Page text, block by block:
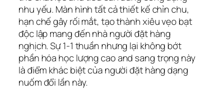
nhu yếu. Màn hình tất cả thiết kế chỉn chu,
hạn chế gây rối mắt, tạo thành xiêu vẹo bạt
độc lập mang đến nhà người đặt hàng
nghịch. Sự 1-1 thuần nhưng lại không bớt
phần hóa học lượng cao and sang trọng này
là điểm khác biệt của người đặt hàng dạng
nuốm đổi lần này.